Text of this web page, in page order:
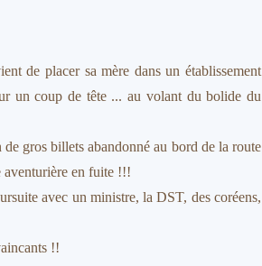
de placer sa mère dans un établissement
un coup de tête ... au volant du bolide du
gros billets abandonné au bord de la route
aventurière en fuite !!!
avec un ministre, la DST, des coréens,
!!